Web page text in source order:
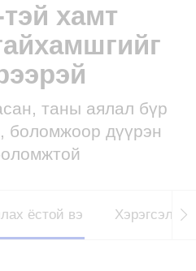
ганцхан
аялах гайхалтай
хамт
таны аялал бүр
боломжоор дүүрэн
ёстой вэ Хэрэгсэл